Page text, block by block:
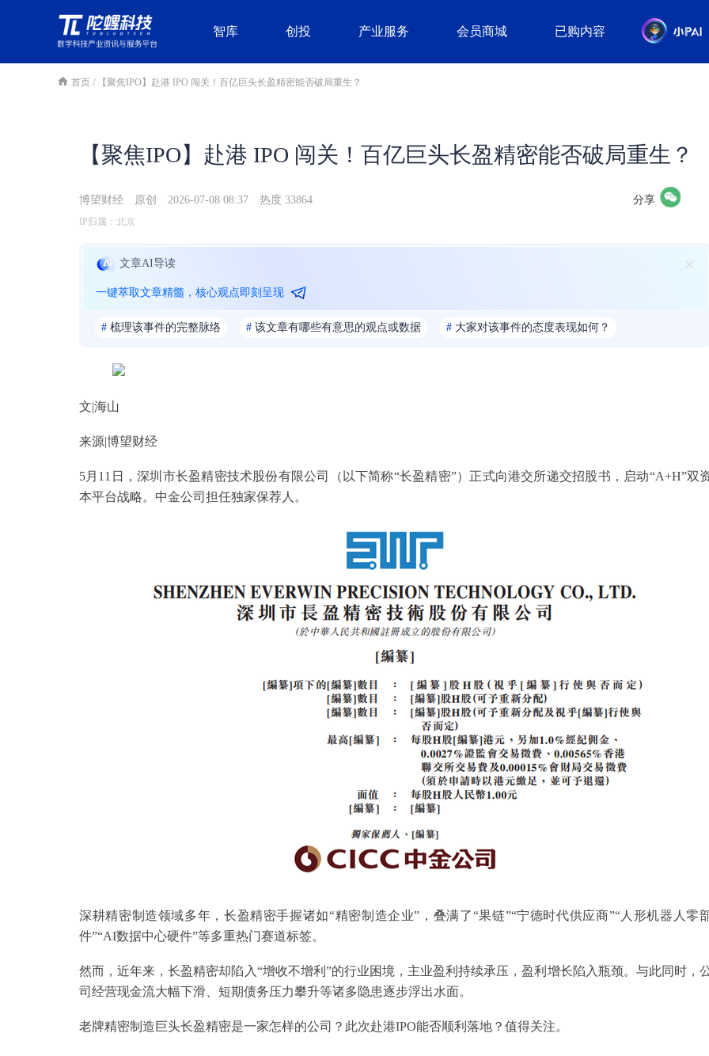
智库 创投 产业服务 会员商城 已购内容
首页 / 【聚焦IPO】赴港 IPO 闯关！百亿巨头长盈精密能否破局重生？
【聚焦IPO】赴港 IPO 闯关！百亿巨头长盈精密能否破局重生？
博望财经 原创 2026-07-08 08:37 热度 33864 分享
IP归属：北京
文章AI导读
一键萃取文章精髓，核心观点即刻呈现
# 梳理该事件的完整脉络 # 该文章有哪些有意思的观点或数据 # 大家对该事件的态度表现如何？
文|海山
来源|博望财经
5月11日，深圳市长盈精密技术股份有限公司（以下简称“长盈精密”）正式向港交所递交招股书，启动“A+H”双
本平台战略。中金公司担任独家保荐人。
深耕精密制造领域多年，长盈精密手握诸如“精密制造企业”，叠满了“果链”“宁德时代供应商”“人形机器人零
件”“AI数据中心硬件”等多重热门赛道标签。
然而，近年来，长盈精密却陷入“增收不增利”的行业困境，主业盈利持续承压，盈利增长陷入瓶颈。与此同时，
司经营现金流大幅下滑、短期债务压力攀升等诸多隐患逐步浮出水面。
老牌精密制造巨头长盈精密是一家怎样的公司？此次赴港IPO能否顺利落地？值得关注。